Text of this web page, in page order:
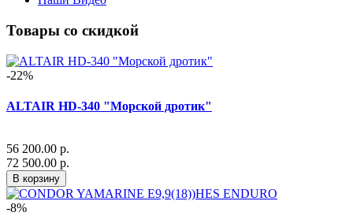
Товары со скидкой
-22%
ALTAIR HD-340 "Морской дротик"
56 200.00 р.
72 500.00 р.
В корзину
-8%